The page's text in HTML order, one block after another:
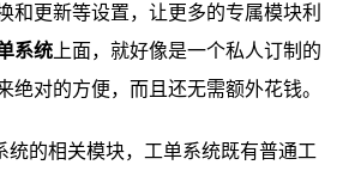
和更新等设置，让更多的专属模块利
系统 上面，就好像是一个私人订制的
绝对的方便，而且还无需额外花钱。
统的相关模块，工单系统既有普通工